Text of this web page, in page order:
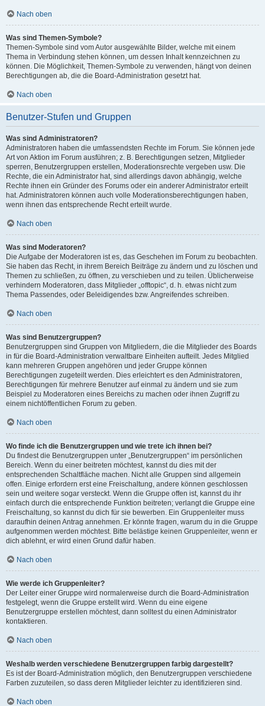
Nach oben
Was sind Themen-Symbole?
Themen-Symbole sind vom Autor ausgewählte Bilder, welche mit einem
Thema in Verbindung stehen können, um dessen Inhalt kennzeichnen zu
können. Die Möglichkeit, Themen-Symbole zu verwenden, hängt von deinen
Berechtigungen ab, die die Board-Administration gesetzt hat.
Nach oben
Benutzer-Stufen und Gruppen
Was sind Administratoren?
Administratoren haben die umfassendsten Rechte im Forum. Sie können jede
Art von Aktion im Forum ausführen; z. B. Berechtigungen setzen, Mitglieder
sperren, Benutzergruppen erstellen, Moderationsrechte vergeben usw. Die
Rechte, die ein Administrator hat, sind allerdings davon abhängig, welche
Rechte ihnen ein Gründer des Forums oder ein anderer Administrator erteilt
hat. Administratoren können auch volle Moderationsberechtigungen haben,
wenn ihnen das entsprechende Recht erteilt wurde.
Nach oben
Was sind Moderatoren?
Die Aufgabe der Moderatoren ist es, das Geschehen im Forum zu beobachten.
Sie haben das Recht, in ihrem Bereich Beiträge zu ändern und zu löschen und
Themen zu schließen, zu öffnen, zu verschieben und zu teilen. Üblicherweise
verhindern Moderatoren, dass Mitglieder „offtopic“, d. h. etwas nicht zum
Thema Passendes, oder Beleidigendes bzw. Angreifendes schreiben.
Nach oben
Was sind Benutzergruppen?
Benutzergruppen sind Gruppen von Mitgliedern, die die Mitglieder des Boards
in für die Board-Administration verwaltbare Einheiten aufteilt. Jedes Mitglied
kann mehreren Gruppen angehören und jeder Gruppe können
Berechtigungen zugeteilt werden. Dies erleichtert es den Administratoren,
Berechtigungen für mehrere Benutzer auf einmal zu ändern und sie zum
Beispiel zu Moderatoren eines Bereichs zu machen oder ihnen Zugriff zu
einem nichtöffentlichen Forum zu geben.
Nach oben
Wo finde ich die Benutzergruppen und wie trete ich ihnen bei?
Du findest die Benutzergruppen unter „Benutzergruppen“ im persönlichen
Bereich. Wenn du einer beitreten möchtest, kannst du dies mit der
entsprechenden Schaltfläche machen. Nicht alle Gruppen sind allgemein
offen. Einige erfordern erst eine Freischaltung, andere können geschlossen
sein und weitere sogar versteckt. Wenn die Gruppe offen ist, kannst du ihr
einfach durch die entsprechende Funktion beitreten; verlangt die Gruppe eine
Freischaltung, so kannst du dich für sie bewerben. Ein Gruppenleiter muss
daraufhin deinen Antrag annehmen. Er könnte fragen, warum du in die Gruppe
aufgenommen werden möchtest. Bitte belästige keinen Gruppenleiter, wenn er
dich ablehnt, er wird einen Grund dafür haben.
Nach oben
Wie werde ich Gruppenleiter?
Der Leiter einer Gruppe wird normalerweise durch die Board-Administration
festgelegt, wenn die Gruppe erstellt wird. Wenn du eine eigene
Benutzergruppe erstellen möchtest, dann solltest du einen Administrator
kontaktieren.
Nach oben
Weshalb werden verschiedene Benutzergruppen farbig dargestellt?
Es ist der Board-Administration möglich, den Benutzergruppen verschiedene
Farben zuzuteilen, so dass deren Mitglieder leichter zu identifizieren sind.
Nach oben